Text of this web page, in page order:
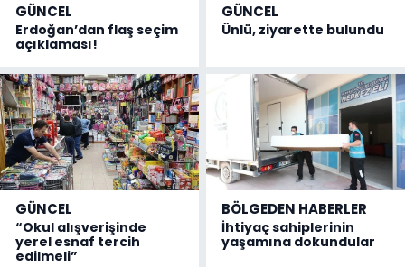
GÜNCEL
Erdoğan’dan flaş seçim
açıklaması!
GÜNCEL
Ünlü, ziyarette bulundu
GÜNCEL
“Okul alışverişinde
yerel esnaf tercih
edilmeli”
BÖLGEDEN HABERLER
İhtiyaç sahiplerinin
yaşamına dokundular